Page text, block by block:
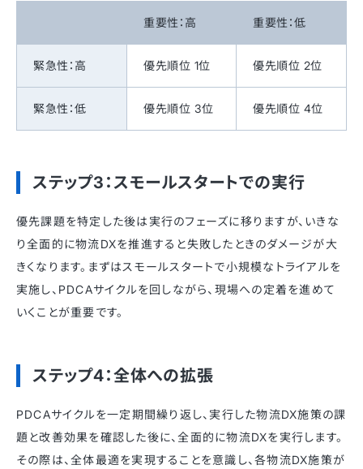
重要性：高 重要性：低
緊急性：高 優先順位 1位 優先順位 2位
緊急性：低 優先順位 3位 優先順位 4位
ステップ3：スモールスタートでの実行
優先課題を特定した後は実行のフェーズに移りますが、いきな
り全面的に物流DXを推進すると失敗したときのダメージが大
きくなります。まずはスモールスタートで小規模なトライアルを
実施し、PDCAサイクルを回しながら、現場への定着を進めて
いくことが重要です。
ステップ4：全体への拡張
PDCAサイクルを一定期間繰り返し、実行した物流DX施策の課
題と改善効果を確認した後に、全面的に物流DXを実行します。
その際は、全体最適を実現することを意識し、各物流DX施策が